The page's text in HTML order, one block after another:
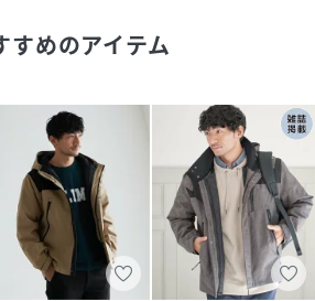
ーは、フード付きでダイヤキルトが施
ャンマー
体 表地:ポリエステル100% 裏地:ポリエステ
100% インナー 表地:ナイロン100% 裏地:ポ
エステル100% 中綿:ポリエステル100%
すめのアイテム